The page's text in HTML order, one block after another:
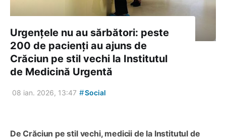
Urgențele nu au sărbători: peste
200 de pacienți au ajuns de
Crăciun pe stil vechi la Institutul
de Medicină Urgentă
08 ian. 2026, 13:47 #Social
De Crăciun pe stil vechi, medicii de la Institutul de